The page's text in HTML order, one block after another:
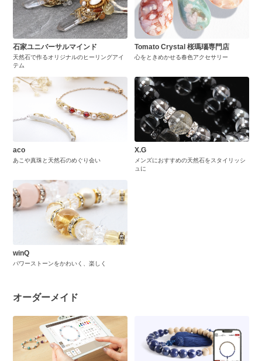
石家ユニバーサルマインド
天然石で作るオリジナルのヒーリングアイ
テム
Tomato Crystal 桜瑪瑙専門店
心をときめかせる春色アクセサリー
aco
あこや真珠と天然石のめぐり会い
X.G
メンズにおすすめの天然石をスタイリッシ
ュに
winQ
パワーストーンをかわいく、楽しく
オーダーメイド